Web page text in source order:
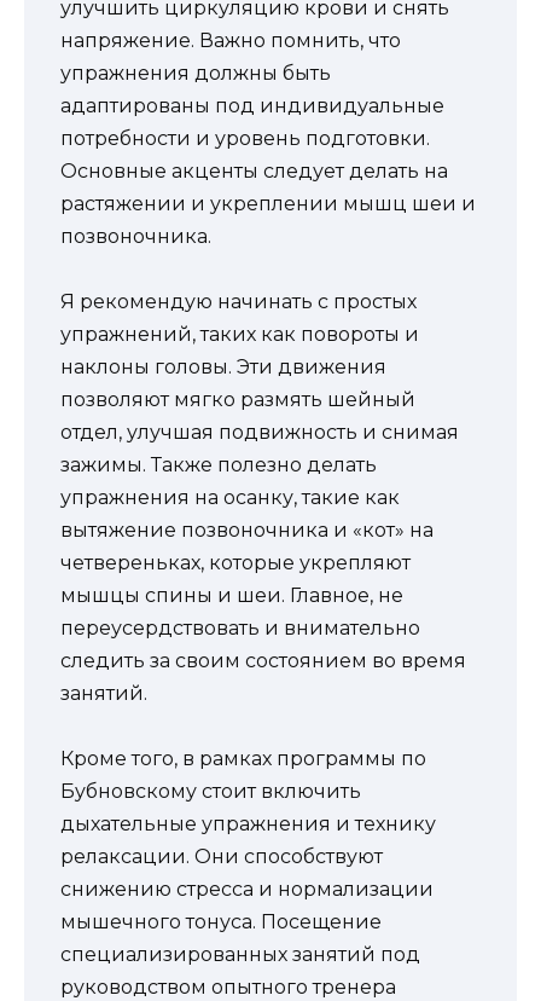
улучшить циркуляцию крови и снять
напряжение. Важно помнить, что
упражнения должны быть
адаптированы под индивидуальные
потребности и уровень подготовки.
Основные акценты следует делать на
растяжении и укреплении мышц шеи и
позвоночника.
Я рекомендую начинать с простых
упражнений, таких как повороты и
наклоны головы. Эти движения
позволяют мягко размять шейный
отдел, улучшая подвижность и снимая
зажимы. Также полезно делать
упражнения на осанку, такие как
вытяжение позвоночника и «кот» на
четвереньках, которые укрепляют
мышцы спины и шеи. Главное, не
переусердствовать и внимательно
следить за своим состоянием во время
занятий.
Кроме того, в рамках программы по
Бубновскому стоит включить
дыхательные упражнения и технику
релаксации. Они способствуют
снижению стресса и нормализации
мышечного тонуса. Посещение
специализированных занятий под
руководством опытного тренера